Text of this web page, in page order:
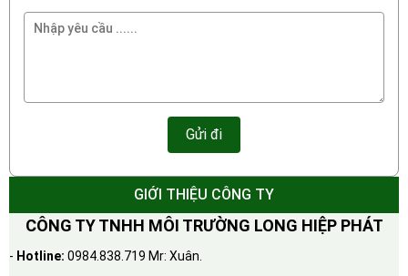
GIỚI THIỆU CÔNG TY
CÔNG TY TNHH MÔI TRƯỜNG LONG HIỆP PHÁT
- Hotline: 0984.838.719 Mr: Xuân.